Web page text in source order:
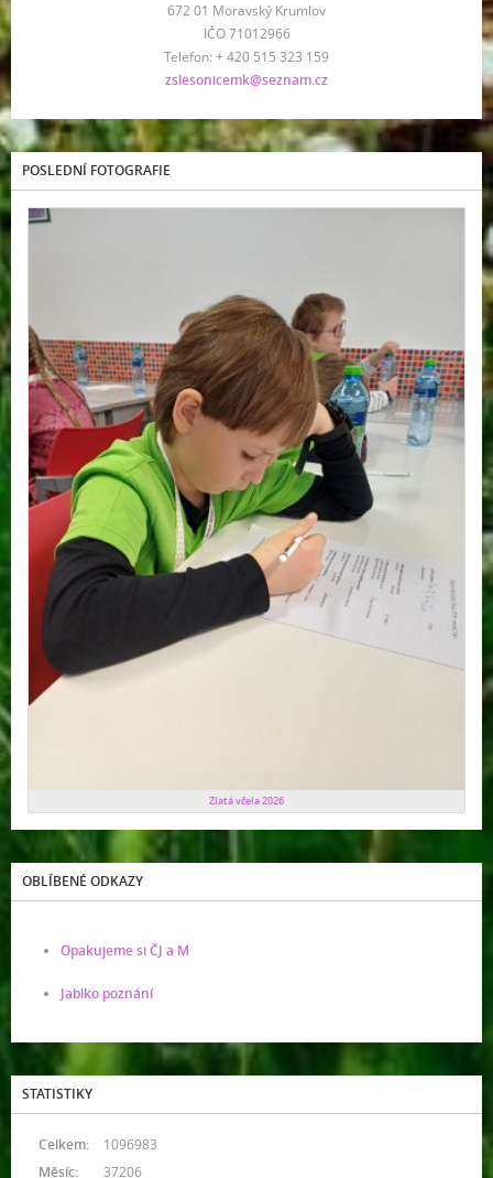
672 01 Moravský Krumlov
IČO 71012966
Telefon: + 420 515 323 159
zslesonicemk@seznam.cz
POSLEDNÍ FOTOGRAFIE
Zlatá včela 2026
OBLÍBENÉ ODKAZY
Opakujeme si ČJ a M
Jablko poznání
STATISTIKY
Celkem:
1096983
Měsíc:
37206